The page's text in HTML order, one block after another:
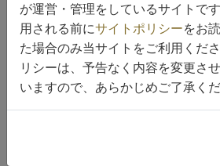
経歴
年月From
2019年9月
が運営・管理をしているサイトで
用される前にサイトポリシーをお
た場合のみ当サイトをご利用くだ
リシーは、予告なく内容を変更さ
いますので、あらかじめご了承くだ